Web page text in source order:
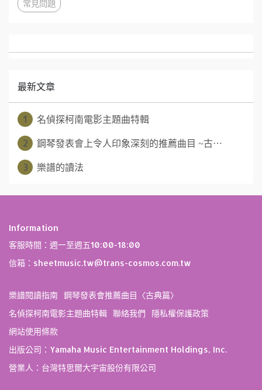
常見問題
最新文章
1
名偵探柯南電影主題曲特輯
2
鋼琴發表會上令人印象深刻的推薦曲目 ~古⋯
3
樂譜的讀法
Information
客服時間：週一至週五10:00-18:00
信箱：sheetmusic.tw@trans-cosmos.com.tw
樂譜閱讀指南 鋼琴發表會推薦曲目〈古典篇〉
名偵探柯南電影主題曲特輯 聯絡我們
隱私權保護政策
網站使用條款
出版公司：Yamaha Music Entertainment Holdings, Inc.
營業人：台灣特思爾大宇宙股份有限公司